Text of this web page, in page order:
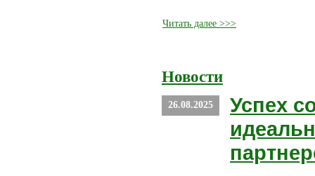
Читать далее >>>
Новости
26.08.2025
Успех